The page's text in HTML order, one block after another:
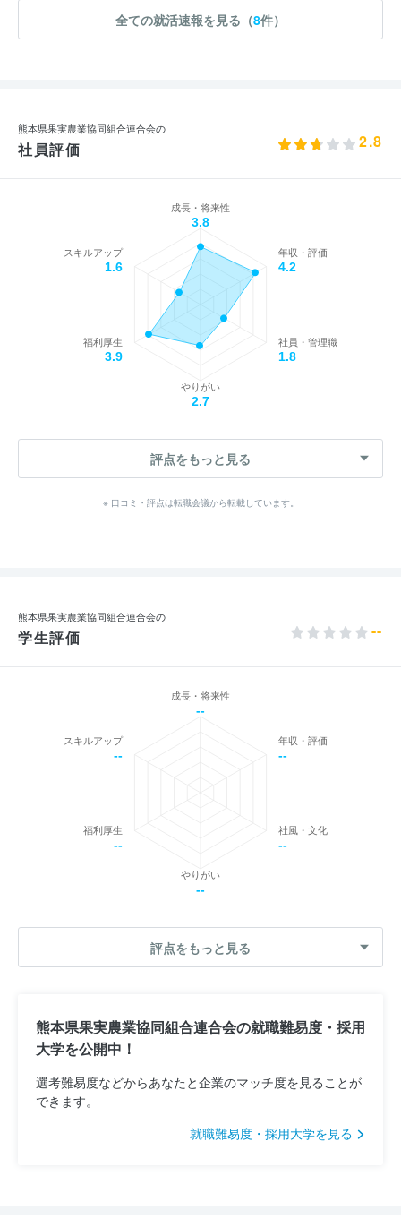
全ての就活速報を見る（8件）
熊本県果実農業協同組合連合会の
社員評価 2.8
成長・将来性
3.8
年収・評価
4.2
社員・管理職
1.8
やりがい
2.7
福利厚生
3.9
スキルアップ
1.6
評点をもっと見る
※ 口コミ・評点は転職会議から転載しています。
熊本県果実農業協同組合連合会の
学生評価 --
成長・将来性
--
年収・評価
--
社風・文化
--
やりがい
--
福利厚生
--
スキルアップ
--
評点をもっと見る
熊本県果実農業協同組合連合会の就職難易度・採用
大学を公開中！
選考難易度などからあなたと企業のマッチ度を見ることが
できます。
就職難易度・採用大学を見る